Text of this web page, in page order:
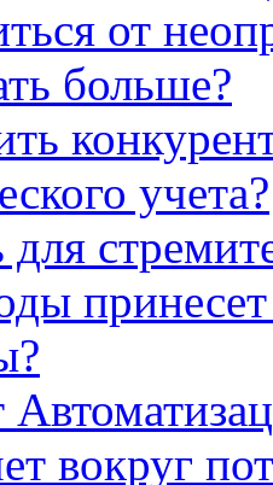
от
больше?
учета?
для
вокруг